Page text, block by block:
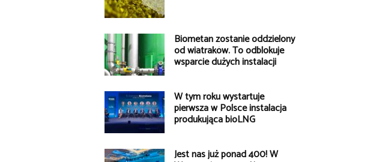
Biometan zostanie oddzielony
od wiatraków. To odblokuje
wsparcie dużych instalacji
W tym roku wystartuje
pierwsza w Polsce instalacja
produkująca bioLNG
Jest nas już ponad 400! W